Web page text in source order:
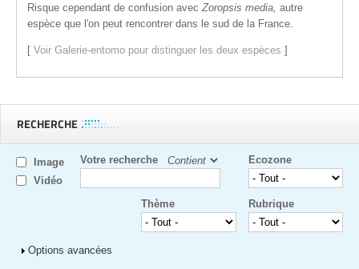
Risque cependant de confusion avec Zoropsis media, autre
espèce que l'on peut rencontrer dans le sud de la France.
[ Voir Galerie-entomo pour distinguer les deux espèces ]
RECHERCHE
Image
Vidéo
Votre recherche Ecozone
Rubrique
Thème
Afficher
Options avancées